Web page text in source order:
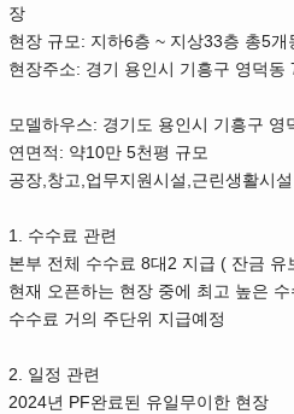
장
현장 규모: 지하6층 ~ 지상33층 총5개
현장주소: 경기 용인시 기흥구 영덕동
모델하우스: 경기도 용인시 기흥구 영
연면적 : 약10만 5천평 규모
공장,창고,업무지원시설 ,근린생활시설
1. 수수료 관련
본부 전체 수수료 8대 2 지급 ( 잔금 유
현재 오픈하는 현장 중에 최고 높은 수
수수료 거의 주단위 지급예정
2. 일정 관련
2024년 PF완료된 유일무이한 현장